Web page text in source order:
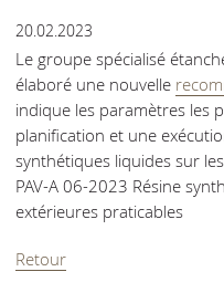
20.02.2023
Le groupe spécialisé
élaboré une nouvelle
indique les paramètres les
planification et une
synthétiques liquides sur
PAV-A 06-2023 Résine
extérieures praticables
Retour